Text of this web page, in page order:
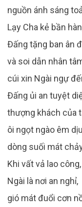
nguồn ánh sáng
Lạy Cha kẻ bần
Đấng tặng ban ân
và soi dẫn nhân
cúi xin Ngài ngự
Đấng ủi an tuyệt
thượng khách của
ôi ngọt ngào êm dịu
dòng suối mát
Khi vất vả lao công,
Ngài là nơi an nghỉ,
gió mát đuổi cơn